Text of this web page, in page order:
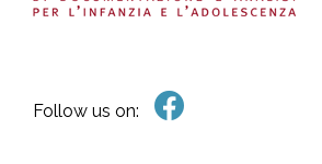
Follow us on: